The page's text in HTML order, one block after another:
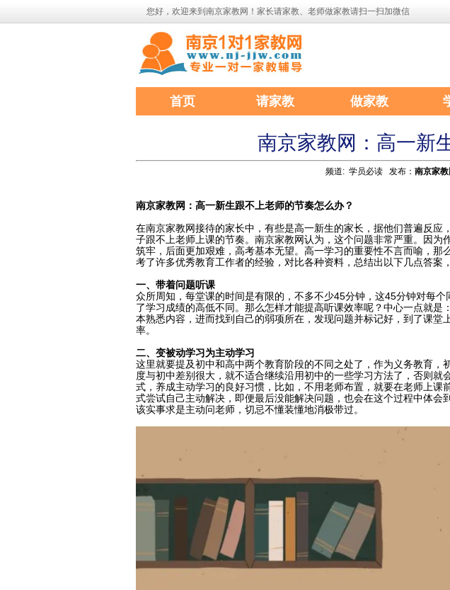
您好，欢迎来到南京家教网！家长请家教、老师做家教请扫一扫加微信
首页 请家教 做家教
南京家教网：高一新
频道: 学员必读发布： 南京家教
南京家教网：高一新生跟不上老师的节奏怎么办？
在南京家教网接待的家长中，有些是高一新生的家长，据他们普遍反
子跟不上老师上课的节奏。南京家教网认为，这个问题非常严重。因
筑牢，后面更加艰难，高考基本无望。高一学习的重要性不言而喻，
考了许多优秀教育工作者的经验，对比各种资料，总结出以下几点答案
一、带着问题听课
众所周知，每堂课的时间是有限的，不多不少45分钟，这45分钟对每
了学习成绩的高低不同。那么怎样才能提高听课效率呢？中心一点就
本熟悉内容，进而找到自己的弱项所在，发现问题并标记好，到了课
率。
二、变被动学习为主动学习
这里就要提及初中和高中两个教育阶段的不同之处了，作为义务教育
度与初中差别很大，就不适合继续沿用初中的一些学习方法了，否则
式，养成主动学习的良好习惯，比如，不用老师布置，就要在老师上
式尝试自己主动解决，即便最后没能解决问题，也会在这个过程中体
该实事求是主动问老师，切忌不懂装懂地消极带过。